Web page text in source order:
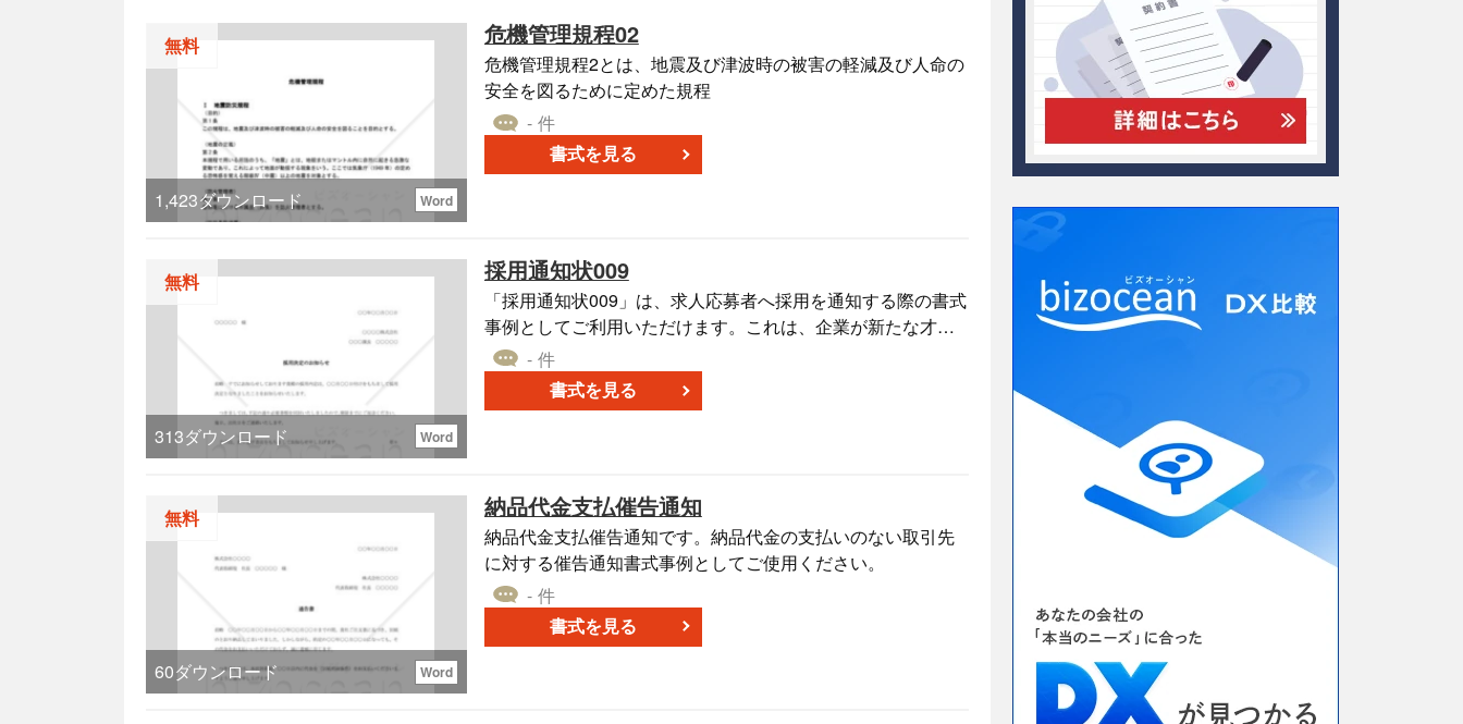
無料
1,423ダウンロード Word
危機管理規程02
危機管理規程2とは、地震及び津波時の被害の軽減及び人命の
安全を図るために定めた規程
- 件
書式を見る
無料
313ダウンロード Word
採用通知状009
「採用通知状009」は、求人応募者へ採用を通知する際の書式
事例としてご利用いただけます。これは、企業が新たな才能
を迎え入れるための大切なステップであり、採用通知状がそ
の一助となります。 この採用通知状はWord形式で提供されて
いるため、各社の具体的なビジネスシーンに合わせて調整す
- 件
書式を見る
無料
60ダウンロード Word
納品代金支払催告通知
納品代金支払催告通知です。納品代金の支払いのない取引先
に対する催告通知書式事例としてご使用ください。
- 件
書式を見る